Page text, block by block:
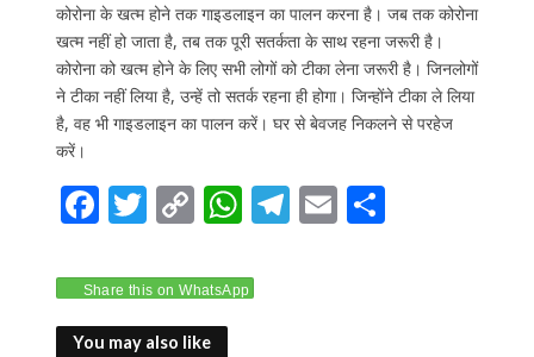
कोरोना के खत्म होने तक गाइडलाइन का पालन करना है। जब तक कोरोना
खत्म नहीं हो जाता है, तब तक पूरी सतर्कता के साथ रहना जरूरी है।
कोरोना को खत्म होने के लिए सभी लोगों को टीका लेना जरूरी है। जिनलोगों
ने टीका नहीं लिया है, उन्हें तो सतर्क रहना ही होगा। जिन्होंने टीका ले लिया
है, वह भी गाइडलाइन का पालन करें। घर से बेवजह निकलने से परहेज
करें।
F
e
b
T
itt
er
C
p
y
W
at
T E S
Share this on WhatsApp
You may also like